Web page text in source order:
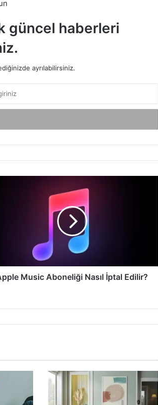
güncel haberleri
ayrılabilirsiniz.
Music Aboneliği Nasıl İptal Edilir?